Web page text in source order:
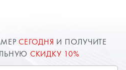
СЕГОДНЯ И ПОЛУЧИТЕ
СКИДКУ 10%